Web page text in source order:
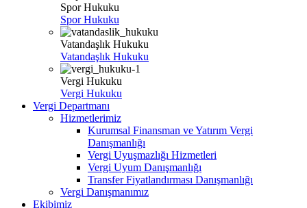
Spor Hukuku
Spor Hukuku
Vatandaşlık Hukuku
Vatandaşlık Hukuku
Vergi Hukuku
Vergi Hukuku
Vergi Departmanı
Hizmetlerimiz
Kurumsal Finansman ve Yatırım Vergi
Danışmanlığı
Vergi Uyuşmazlığı Hizmetleri
Vergi Uyum Danışmanlığı
Transfer Fiyatlandırması Danışmanlığı
Vergi Danışmanımız
Ekibimiz